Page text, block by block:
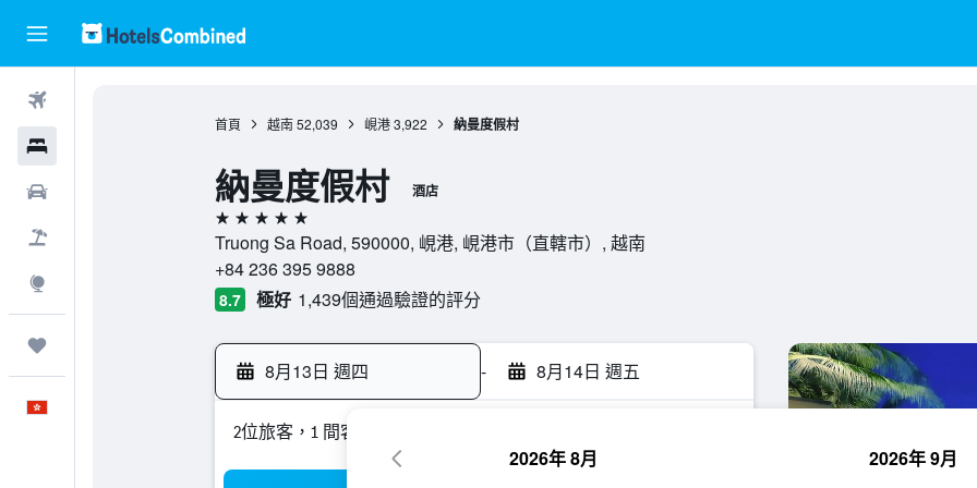
首頁 越南 52,039 峴港 3,922 納曼度假村
納曼度假村 酒店
5星級
Truong Sa Road, 590000, 峴港, 峴港市（直轄市）, 越南
+84 236 395 9888
8.7 極好 1,439個通過驗證的評分
8月13日 週四 - 8月14日 週五
2位旅客，1 間客房
2026年 8月 2026年 9月